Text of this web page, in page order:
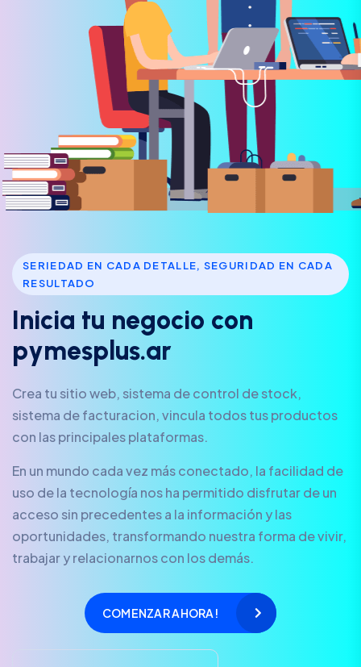
SERIEDAD EN CADA DETALLE, SEGURIDAD EN CADA
RESULTADO
Inicia tu negocio con
pymesp us.ar
Crea tu sitio web, sistema de control de stock,
sistema de facturacion, vincula todos tus productos
con las principales plataformas.
En un mundo cada vez más conectado, la facilidad de
uso de la tecnología nos ha permitido disfrutar de un
acceso sin precedentes a la información y las
oportunidades, transformando nuestra forma de vivir,
trabajar y relacionarnos con los demás.
COMENZAR AHORA!